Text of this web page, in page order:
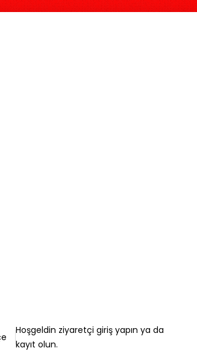
Hoşgeldin ziyaretçigiriş yapın ya da
kayıt olun.